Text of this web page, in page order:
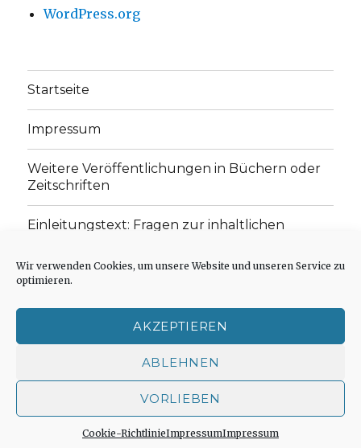
Wir verwenden Cookies, um unsere Website und unseren Service zu
optimieren.
AKZEPTIEREN
ABLEHNEN
VORLIEBEN
Cookie-RichtlinieImpressumImpressum
WordPress.org
Startseite
Impressum
Weitere Veröffentlichungen in Büchern oder
Zeitschriften
Einleitungstext: Fragen zur inhaltlichen
„schwachen Glaubens“
Cookie-Richtlinie (EU)
Impressum